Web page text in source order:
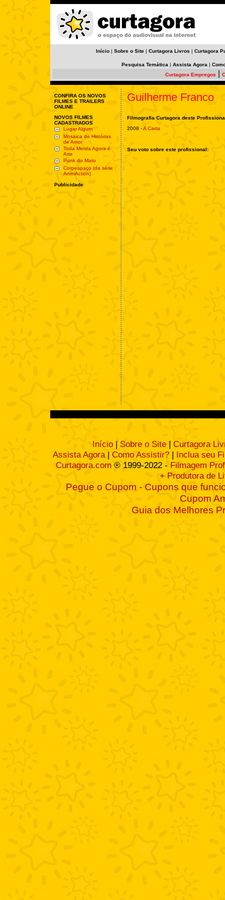
Início | Sobre o Site | Curtagora Livros | Curtagora
Pesquisa Temática | Assista Agora |
Curtagora Empregos
CONFIRA OS NOVOS
FILMES E TRAILERS
ONLINE
NOVOS FILMES
CADASTRADOS
Lugar Algum
Mosaica de Histórias
de Amor
Toda Merda Agora é
Arte
Punk do Mato
Corpespaço (da série
AnimAction)
Publicidade
Guilherme Franco
Filmografia Curtagora deste
2008 -A Carta
Seu voto sobre este profissional:
Início | Sobre o Site | Curtagora
Assista Agora| Como Assistir? | Inclua seu
Curtagora.com ® 1999-2022 - Filmagem
+ Produtora de
Pegue o Cupom - Cupons que
Cupom
Guia dos Melhores